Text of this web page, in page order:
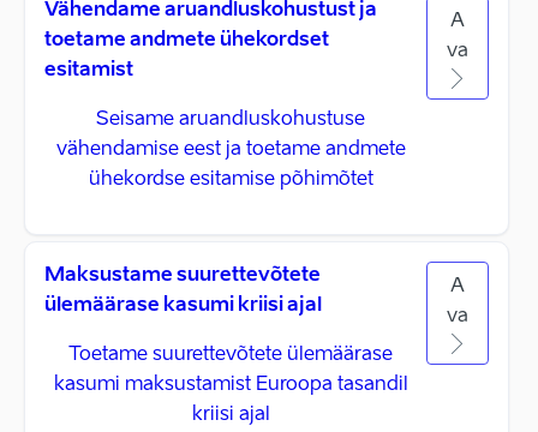
Vähendame aruandluskohustust ja
toetame andmete ühekordset
esitamist
Seisame aruandluskohustuse
vähendamise eest ja toetame andmete
ühekordse esitamise põhimõtet
A
va
Maksustame suurettevõtete
ülemäärase kasumi kriisi ajal
Toetame suurettevõtete ülemäärase
kasumi maksustamist Euroopa tasandil
kriisi ajal
A
va